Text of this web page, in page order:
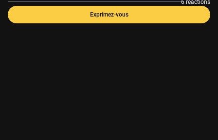
6 réactions
Exprimez-vous